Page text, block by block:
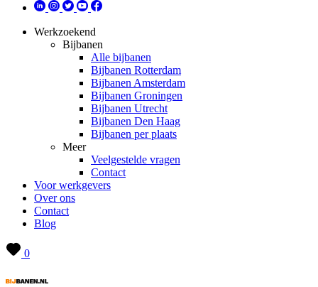
Werkzoekend
Bijbanen
Alle bijbanen
Bijbanen Rotterdam
Bijbanen Amsterdam
Bijbanen Groningen
Bijbanen Utrecht
Bijbanen Den Haag
Bijbanen per plaats
Meer
Veelgestelde vragen
Contact
Voor werkgevers
Over ons
Contact
Blog
0